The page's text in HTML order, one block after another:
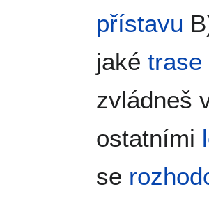
přístavu
jakétrase
zvládneš
ostatními
se